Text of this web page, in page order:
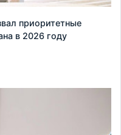
приоритетные
в 2026 году